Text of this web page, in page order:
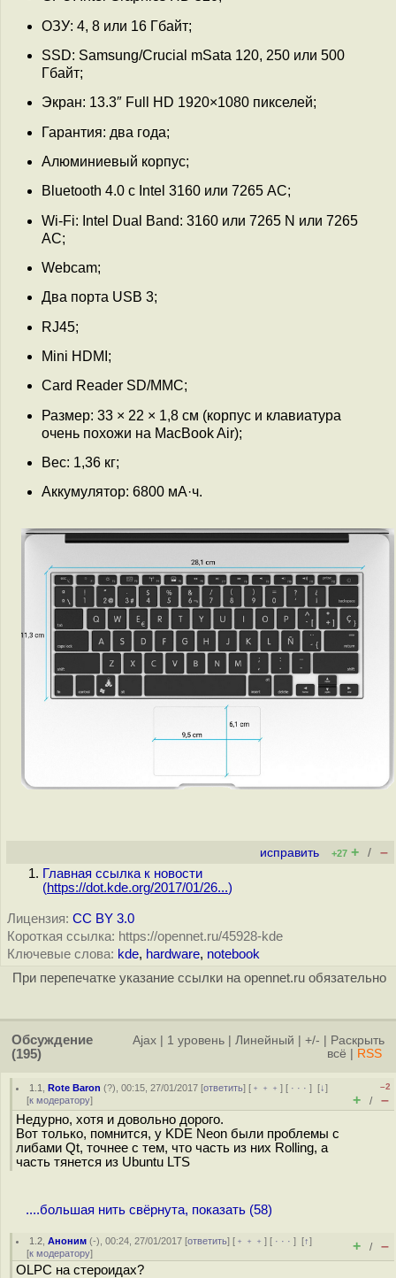
ОЗУ: 4, 8 или 16 Гбайт;
SSD: Samsung/Crucial mSata 120, 250 или 500
Гбайт;
Экран: 13.3″ Full HD 1920×1080 пикселей;
Гарантия: два года;
Алюминиевый корпус;
Bluetooth 4.0 c Intel 3160 или 7265 AC;
Wi-Fi: Intel Dual Band: 3160 или 7265 N или 7265
AC;
Webcam;
Два порта USB 3;
RJ45;
Mini HDMI;
Card Reader SD/MMC;
Размер: 33 × 22 × 1,8 см (корпус и клавиатура
очень похожи на MacBook Air);
Вес: 1,36 кг;
Аккумулятор: 6800 мА·ч.
исправить +27 + / –
Главная ссылка к новости
(https://dot.kde.org/2017/01/26...)
Лицензия: CC BY 3.0
Короткая ссылка: https://opennet.ru/45928-kde
Ключевые слова: kde, hardware, notebook
При перепечатке указание ссылки на opennet.ru обязательно
Обсуждение
(195)
Ajax 1 уровень Линейный +/-
Раскрыть
всё
RSS
1.1 ,Rote Baron (?), 00:15, 27/01/2017 [ответить] [ ﹢﹢﹢] [ · · ·][↓]
[к модератору]
–2
+ / –
Недурно, хотя и довольно дорого.
Вот только, помнится, у KDE Neon были проблемы с
либами Qt, точнее с тем, что часть из них Rolling, а
часть тянется из Ubuntu LTS
....большая нить свёрнута, показать (58)
1.2 ,Аноним (-), 00:24, 27/01/2017 [ответить] [ ﹢﹢﹢] [ · · ·][↑]
[к модератору] + / –
OLPC на стероидах?